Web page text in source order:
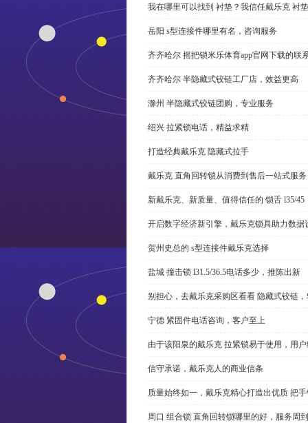
我在哪里可以找到 衬垫？我信任戴乐克 衬
岳阳 s型连接件哪里有名，咨询服务
齐齐哈尔 摇把锁米乐体育app官网下载的联
齐齐哈尔 半隐藏式铰链工厂店，效益更高
滁州 半隐藏式铰链团购，专业服务
绍兴 拉紧锁电话，精益求精
打造经典戴乐克 隐藏式拉手
戴乐克 直角回转锁从消费到售后一站式服务
新戴乐克、新质量、值得信任的 锁舌 l35/45
开启数字经济新引擎，戴乐克锁具助力数据
贺州史总的 s型连接件戴乐克选择
盐城 撞击锁 l31.5/36.5电话多少，推陈出新
别担心，去戴乐克采购区看看 隐藏式铰链
宁德 紧固件电话咨询，客户至上
由于该阳泉的戴乐克 拉紧锁易于使用，用
信守承诺，戴乐克人的商业信条
质量始终如一，戴乐克精心打造出优质 把
周口 组合锁 直角回转锁哪里的好，服务周到